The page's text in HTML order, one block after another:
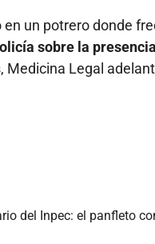
un potrero donde
sobre la
Legal
del Inpec: el panfleto